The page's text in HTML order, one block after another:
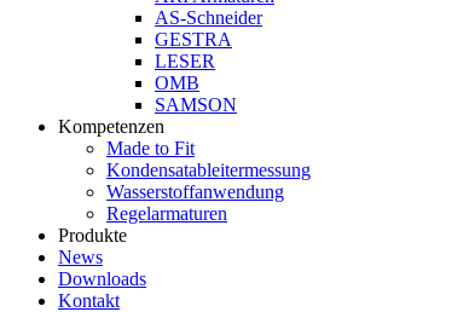
AS-Schneider
GESTRA
LESER
OMB
SAMSON
Kompetenzen
Made to Fit
Kondensat­ableiter­messung
Wasserstoff­anwendung
Regel­arma­turen
Produkte
News
Downloads
Kontakt